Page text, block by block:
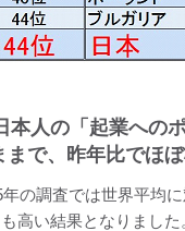
本人の「起業への
まで、昨年比でほ
年の調査では世界平均
高い結果となりまし